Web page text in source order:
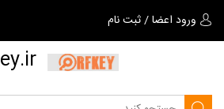
ورود اعضا/ثبت نام